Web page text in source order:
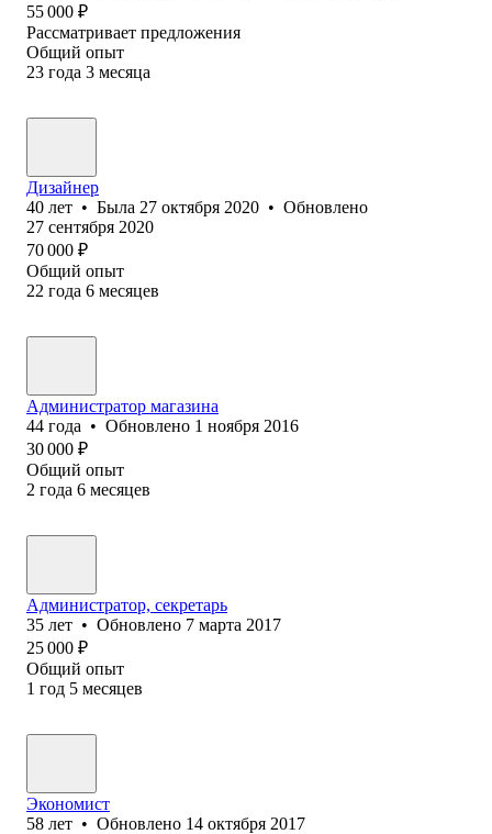
55 000 ₽
Рассматривает предложения
Общий опыт
23 года 3 месяца
Дизайнер
40 лет • Была 27 октября 2020 • Обновлено
27 сентября 2020
70 000 ₽
Общий опыт
22 года 6 месяцев
Администратор магазина
44 года • Обновлено 1 ноября 2016
30 000 ₽
Общий опыт
2 года 6 месяцев
Администратор, секретарь
35 лет • Обновлено 7 марта 2017
25 000 ₽
Общий опыт
1 год 5 месяцев
Экономист
58 лет • Обновлено 14 октября 2017